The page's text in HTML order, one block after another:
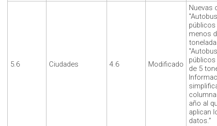
5.6 Ciudades 4.6 Modificado
Nuevas
públicos
menos
de 5
año al
aplican
datos.”